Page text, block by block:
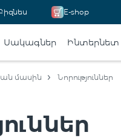
E-shop
Սակագներ Ինտերնետ
մասին Նորություններ